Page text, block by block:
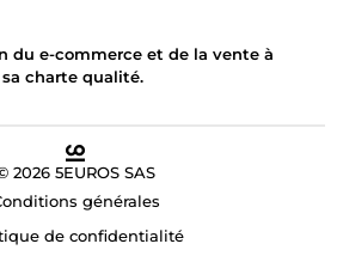
du e-commerce et de la vente à
charte qualité.
2026 5EUROS SAS
générales
de confidentialité